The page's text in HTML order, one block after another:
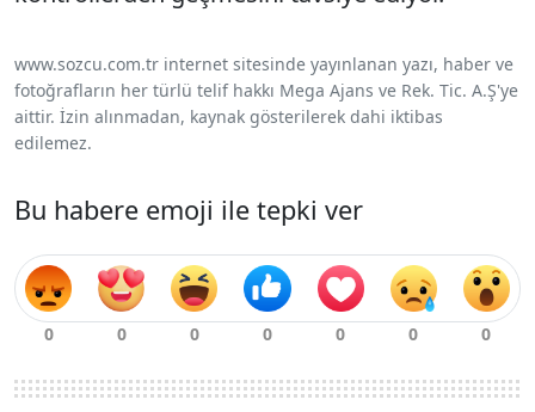
www.sozcu.com.tr internet sitesinde yayınlanan yazı, haber ve
fotoğrafların her türlü telif hakkı Mega Ajans ve Rek. Tic. A.Ş'ye
aittir. İzin alınmadan, kaynak gösterilerek dahi iktibas
edilemez.
Bu habere emoji ile tepki ver